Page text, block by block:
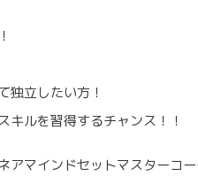
独立したい方！
キルを習得するチャンス！！
アマインドセットマスターコ